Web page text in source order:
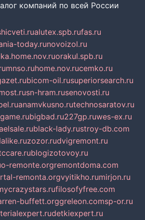
компаний по всей России
alutex.spb.rufas.ru
today.runovoizol.ru
orakul.spb.ru
mnso.ruhome.nov.rucemko.ru
bicom-oil.rusuperiorsearch.ru
sn-hram.rusenovosti.ru
anamvkusno.rutechnosaratov.ru
bigbad.ru227gp.ruwes-ex.ru
black-lady.rustroy-db.com
zozor.rudvigremont.ru
blogizotovoy.ru
o-remonte.orgremontdoma.com
remonta.orgvyitikho.rumirjon.ru
filosofyfree.com
buffett.orggreleon.comsp-or.ru
detkiexpert.ru